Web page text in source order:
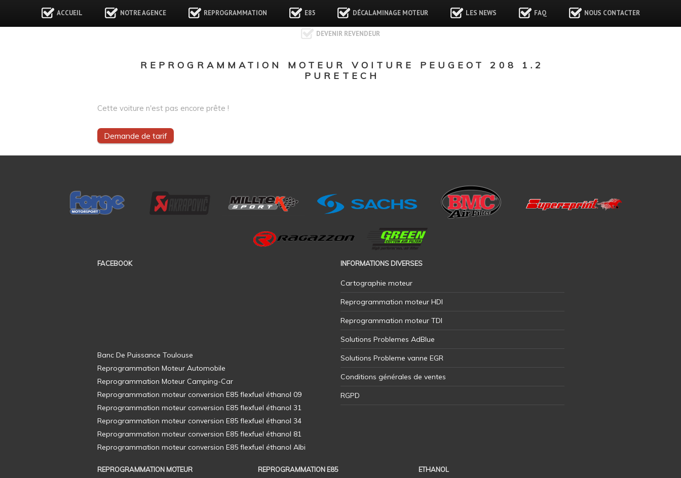
ACCUEIL NOTRE AGENCE REPROGRAMMATION E85 DÉCALAMINAGE MOTEUR LES NEWS FAQ NOUS CONTACTER
DEVENIR REVENDEUR
REPROGRAMMATION MOTEUR VOITURE PEUGEOT 208 1.2
PURETECH
Cette voiture n'est pas encore prête !
Demande de tarif
FACEBOOK INFORMATIONS DIVERSES
Cartographie moteur
Reprogrammation moteur HDI
Reprogrammation moteur TDI
Solutions Problemes AdBlue
Solutions Probleme vanne EGR
Conditions générales de ventes
RGPD
REPROGRAMMATION MOTEUR REPROGRAMMATION E85 ETHANOL
Banc De Puissance Toulouse
Reprogrammation Moteur Automobile
Reprogrammation Moteur Camping-Car
Reprogrammation moteur conversion E85 flexfuel éthanol 09
Reprogrammation moteur conversion E85 flexfuel éthanol 31
Reprogrammation moteur conversion E85 flexfuel éthanol 34
Reprogrammation moteur conversion E85 flexfuel éthanol 81
Reprogrammation moteur conversion E85 flexfuel éthanol Albi